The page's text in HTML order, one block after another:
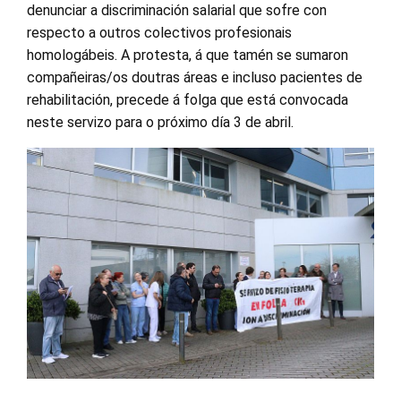
denunciar a discriminación salarial que sofre con
respecto a outros colectivos profesionais
homologábeis. A protesta, á que tamén se sumaron
compañeiras/os doutras áreas e incluso pacientes de
rehabilitación, precede á folga que está convocada
neste servizo para o próximo día 3 de abril.